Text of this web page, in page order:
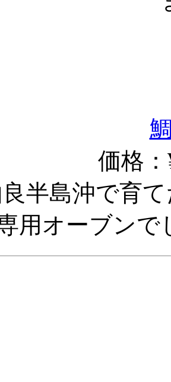
価格
半島沖で育
用オーブンで